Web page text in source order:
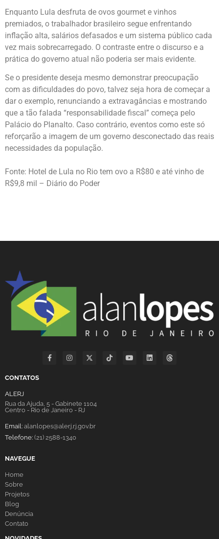
Enquanto Lula desfruta de ovos gourmet e vinhos
premiados, o trabalhador brasileiro segue enfrentando
inflação alta, salários defasados e um sistema público cada
vez mais sobrecarregado. O contraste entre o discurso e a
prática do governo atual não poderia ser mais evidente.
Se o presidente deseja mesmo demonstrar preocupação
com as dificuldades do povo, talvez seja hora de começar a
dar o exemplo, renunciando a extravagâncias e mostrando
que a tão falada “responsabilidade fiscal” começa pelo
Palácio do Planalto. Caso contrário, eventos como este só
reforçarão a imagem de um governo desconectado das reais
necessidades da população.
Fonte: Hotel de Lula no Rio tem ovo a R$80 e até vinho de
R$9,8 mil – Diário do Poder
CONTATOS
ALERJ
Rua da Ajuda, 5 - Gabinete 1104
Centro - Rio de Janeiro - RJ
Email: alanlopes@alerj.rj.gov.br
Telefone: (21) 2588-1340
NAVEGUE
Home
Sobre
Projetos
Blog
Denúncia
Contato